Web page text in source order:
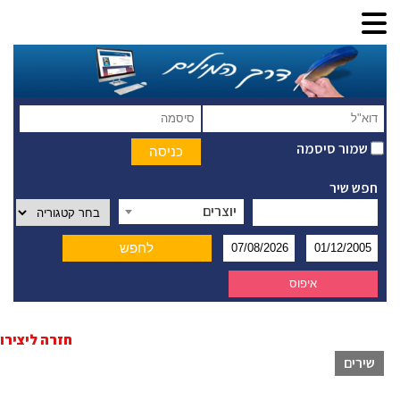
שמור סיסמה
שיר
יוצרים
חזרה ליצירות